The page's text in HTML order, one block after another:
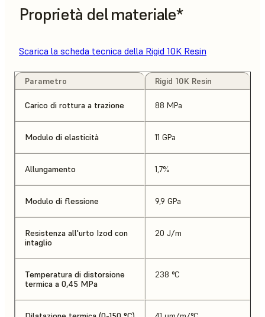
Proprietà del materiale*
Scarica la scheda tecnica della Rigid 10K Resin
Parametro Rigid 10K Resin
Carico di rottura a trazione 88 MPa
Modulo di elasticità 11 GPa
Allungamento 1,7%
Modulo di flessione 9,9 GPa
Resistenza all'urto Izod con
intaglio
20 J/m
Temperatura di distorsione
termica a 0,45 MPa
238 °C